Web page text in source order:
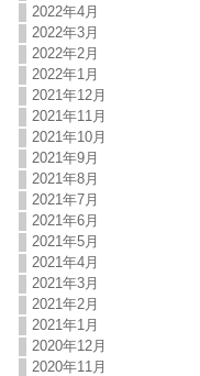
2022年4月
2022年3月
2022年2月
2022年1月
2021年12月
2021年11月
2021年10月
2021年9月
2021年8月
2021年7月
2021年6月
2021年5月
2021年4月
2021年3月
2021年2月
2021年1月
2020年12月
2020年11月